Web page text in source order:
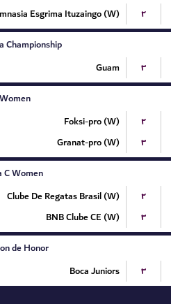
Esgrima Ituzaingo (W)
۲
Championship
Guam
۳
Foksi-pro (W)
۲
Granat-pro (W)
۳
C Women
Clube De Regatas Brasil (W)
۲
BNB Clube CE (W)
۳
de Honor
Boca Juniors
۳